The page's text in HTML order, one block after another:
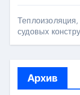
судовых
Архив